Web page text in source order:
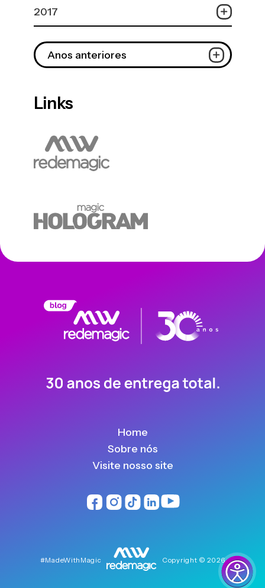
2017
Anos anteriores
Links
Home
Sobre nós
Visite nosso site
#MadeWithMagic Copyright © 2026